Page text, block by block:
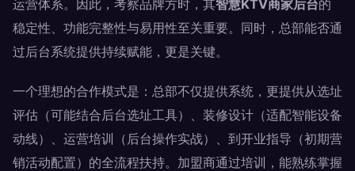
运营体系。因此，考察品牌方时，其智慧KTV商家后台的
稳定性、功能完整性与易用性至关重要。同时，总部能否通
过后台系统提供持续赋能，更是关键。
一个理想的合作模式是：总部不仅提供系统，更提供从选址
评估（可能结合后台选址工具）、装修设计（适配智能设备
动线）、运营培训（后台操作实战）、到开业指导（初期营
销活动配置）的全流程扶持。加盟商通过培训，能熟练掌握